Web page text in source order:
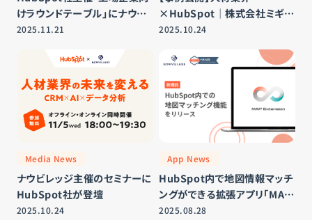
けラウンドテーブル」にナウビ
レッジ株式会社 代表 今村が登
2025.11.21
×HubSpot｜株式会社ミギナ
ナメウエ
2025.10.24
Media News
ナウビレッジ主催のセミナーに
HubSpot社が登壇
2025.10.24
App News
HubSpot内で地図情報マッチ
ングができる拡張アプリ「MAP
Extension」をローンチ
2025.08.28